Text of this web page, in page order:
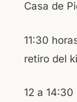
Casa de
11:30
retiro del
12 a